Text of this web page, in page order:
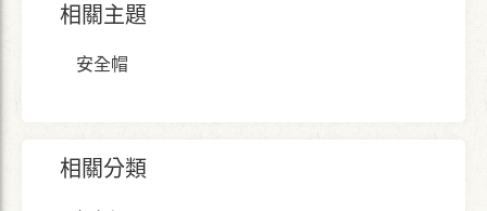
相關主題
安全帽
相關分類